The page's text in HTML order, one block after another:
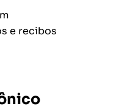
e recibos